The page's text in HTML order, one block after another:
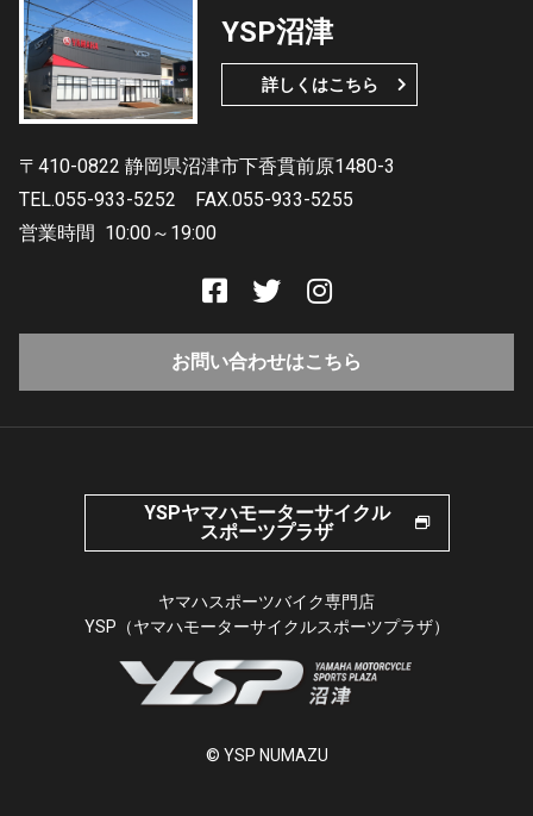
YSP沼津
詳しくはこちら
〒410-0822 静岡県沼津市下香貫前原1480-3
TEL.055-933-5252
FAX.055-933-5255
営業時間 10:00～19:00
お問い合わせはこちら
YSPヤマハモーターサイクル
スポーツプラザ
ヤマハスポーツバイク専門店
YSP（ヤマハモーターサイクルスポーツプラザ）
© YSP NUMAZU